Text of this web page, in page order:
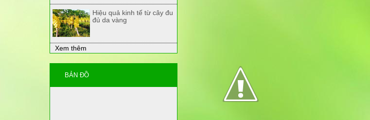
Hiệu quả kinh tế từ cây đu
đủ da vàng
Xem thêm
BẢN ĐỒ